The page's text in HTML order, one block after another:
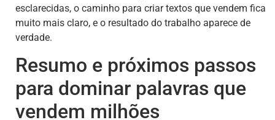
esclarecidas, o caminho para criar textos que vendem fica
muito mais claro, e o resultado do trabalho aparece de
verdade.
Resumo e próximos passos
para dominar palavras que
vendem milhões